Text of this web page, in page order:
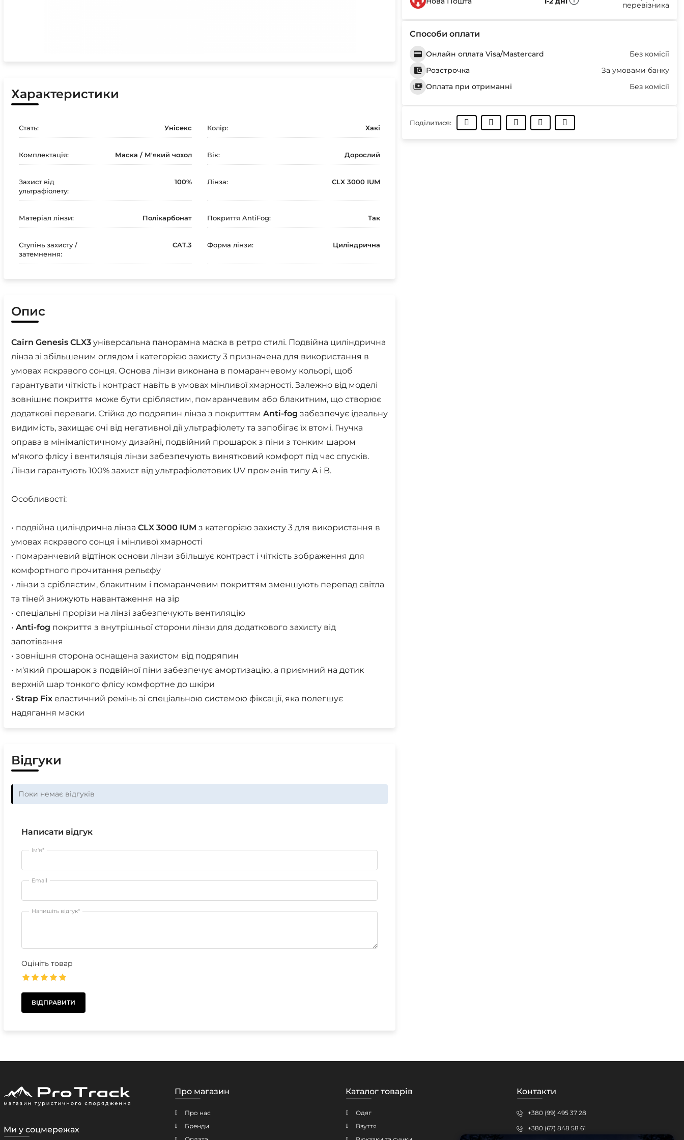
перевізника
Способи оплати
Онлайн оплата Visa/Mastercard
Без комісії
Розстрочка
За умовами банку
Оплата при отриманні
Без комісії
Поділитися:
Характеристики
Стать: Унісекс Колір: Хакі
Комплектація: Маска / М'який чохол Вік: Дорослий
Захист від
ультрафіолету:
100% Лінза: CLX 3000 IUM
Матеріал лінзи: Полікарбонат Покриття AntiFog: Так
Ступінь захисту /
затемнення:
CAT.3 Форма лінзи: Циліндрична
Опис
Cairn Genesis CLX3 універсальна панорамна маска в ретро стилі. Подвійна циліндрична
лінза зі збільшеним оглядом і категорією захисту 3 призначена для використання в
умовах яскравого сонця. Основа лінзи виконана в помаранчевому кольорі, щоб
гарантувати чіткість і контраст навіть в умовах мінливої хмарності. Залежно від моделі
зовнішнє покриття може бути сріблястим, помаранчевим або блакитним, що створює
додаткові переваги. Стійка до подряпин лінза з покриттям Anti-fog забезпечує ідеальну
видимість, захищає очі від негативної дії ультрафіолету та запобігає їх втомі. Гнучка
оправа в мінімалістичному дизайні, подвійний прошарок з піни з тонким шаром
м'якого флісу і вентиляція лінзи забезпечують винятковий комфорт під час спусків.
Лінзи гарантують 100% захист від ультрафіолетових UV променів типу A і B.
Особливості:
• подвійна циліндрична лінза CLX 3000 IUM з категорією захисту 3 для використання в
умовах яскравого сонця і мінливої хмарності
• помаранчевий відтінок основи лінзи збільшує контраст і чіткість зображення для
комфортного прочитання рельєфу
• лінзи з сріблястим, блакитним і помаранчевим покриттям зменшують перепад світла
та тіней знижують навантаження на зір
• спеціальні прорізи на лінзі забезпечують вентиляцію
• Anti-fog покриття з внутрішньої сторони лінзи для додаткового захисту від
запотівання
• зовнішня сторона оснащена захистом від подряпин
• м'який прошарок з подвійної піни забезпечує амортизацію, а приємний на дотик
верхній шар тонкого флісу комфортне до шкіри
• Strap Fix еластичний ремінь зі спеціальною системою фіксації, яка полегшує
надягання маски
Відгуки
Поки немає відгуків
Написати відгук
Ім'я*
Email
Напишіть відгук*
Оцініть товар
Ми у соцмережах
Про магазин
Про нас
Бренди
Каталог товарів
Одяг
Взуття
Контакти
+380 (99) 495 37 28
+380 (67) 848 58 61